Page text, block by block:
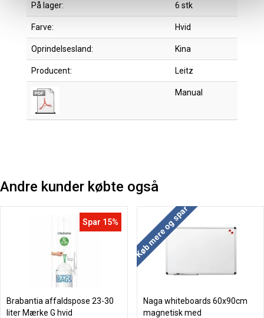
På lager: 6 stk
Farve: Hvid
Oprindelsesland: Kina
Producent: Leitz
Manual
Andre kunder købte også
Spar 15%
Brabantia affaldspose 23-30
liter Mærke G hvid
Køb mere og spar
Naga whiteboards 60x90cm
magnetisk med